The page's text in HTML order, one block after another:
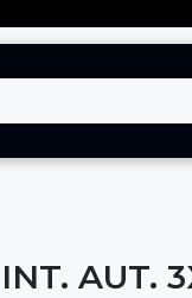
INT. AUT.